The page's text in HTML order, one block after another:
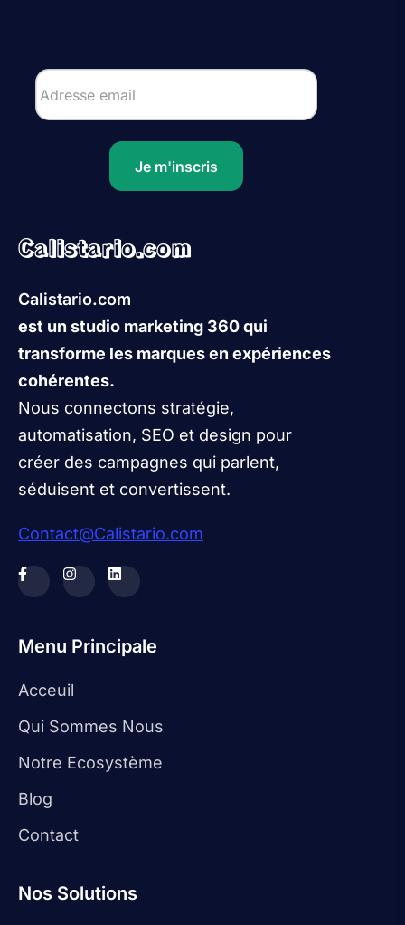
Je m'inscris
Calistario.com
Calistario.com
est un studio marketing 360 qui
transforme les marques en expériences
cohérentes.
Nous connectons stratégie,
automatisation, SEO et design pour
créer des campagnes qui parlent,
séduisent et convertissent.
Contact@Calistario.com
Menu Principale
Acceuil
Qui Sommes Nous
Notre Ecosystème
Blog
Contact
Nos Solutions